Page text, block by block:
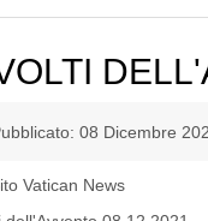
08 Dicembre
Vatican News